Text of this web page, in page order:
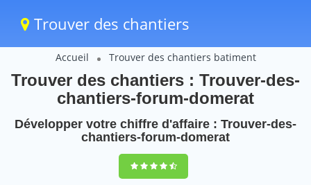
Trouver des chantiers
Accueil Trouver des chantiers batiment
Trouver des chantiers : Trouver-des-
chantiers-forum-domerat
Développer votre chiffre d'affaire : Trouver-des-
chantiers-forum-domerat